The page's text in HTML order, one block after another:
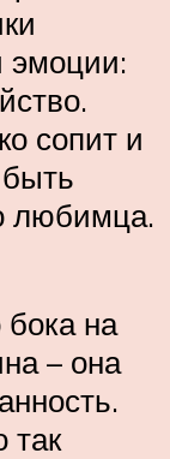
эмоции:
сопит и
любимца.
бока на
– она
так